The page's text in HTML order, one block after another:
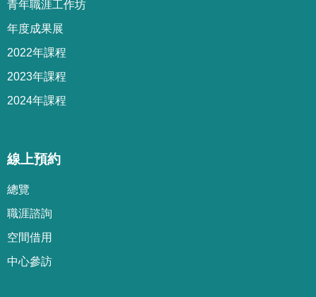
青年職涯工作坊
年度成果展
2022年課程
2023年課程
2024年課程
線上預約
總覽
職涯諮詢
空間借用
中心參訪